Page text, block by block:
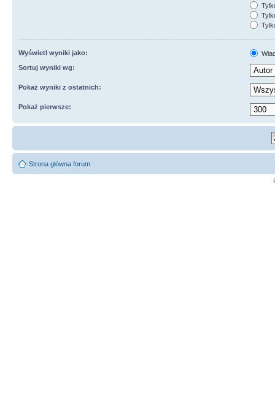
Wyświetl wyniki jako:
Sortuj wyniki wg:
Pokaż wyniki z ostatnich:
Pokaż pierwsze:
Strona główna forum